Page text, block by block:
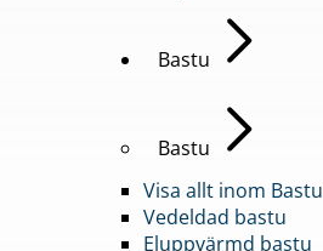
Bastu
Bastu
Visa allt inom Bastu
Vedeldad bastu
Eluppvärmd bastu